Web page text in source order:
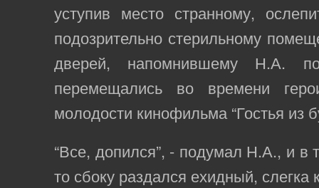
уступив место странному,
подозрительно стерильному
дверей, напомнившему Н.А.
перемещались во времени
молодости кинофильма “Гостья из
“Все, допился”, - подумал Н.А., и в
то сбоку раздался ехидный, слегка